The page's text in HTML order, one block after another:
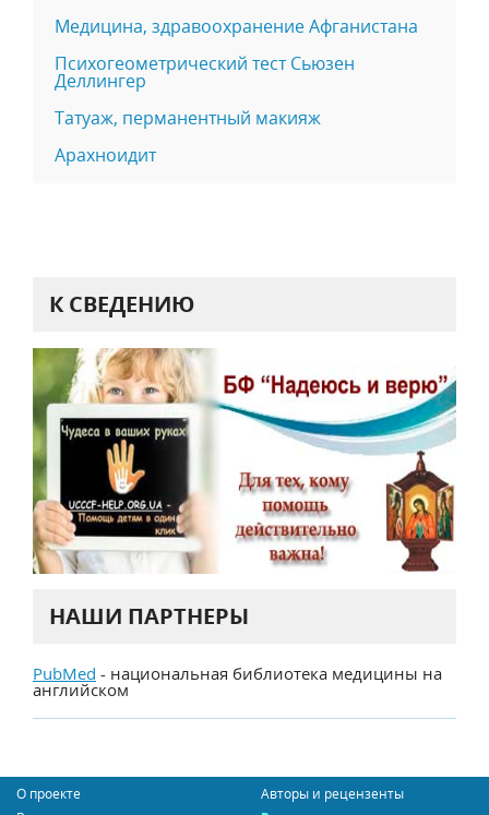
Медицина, здравоохранение Афганистана
Психогеометрический тест Сьюзен
Деллингер
Татуаж, перманентный макияж
Арахноидит
К СВЕДЕНИЮ
НАШИ ПАРТНЕРЫ
PubMed - национальная библиотека медицины на
английском
О проекте
Авторы и рецензенты